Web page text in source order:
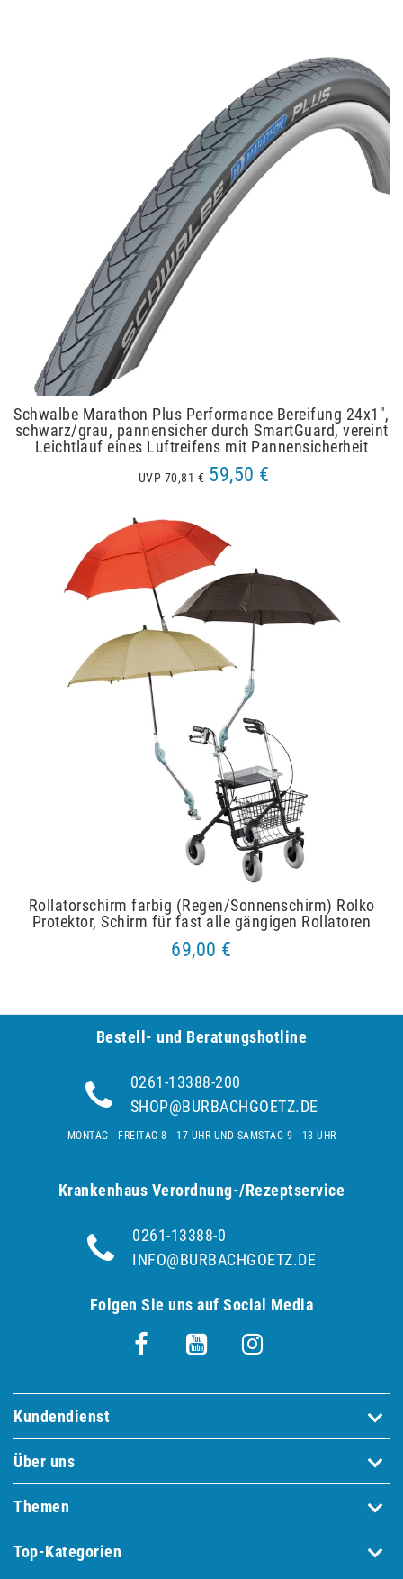
Schwalbe Marathon Plus Performance Bereifung 24x1",
schwarz/grau, pannensicher durch SmartGuard, vereint
Leichtlauf eines Luftreifens mit Pannensicherheit
UVP 70,81 € 59,50 €
Rollatorschirm farbig (Regen/Sonnenschirm) Rolko
Protektor, Schirm für fast alle gängigen Rollatoren
69,00 €
Bestell- und Be­ra­tungs­hot­line
0261-13388-200
SHOP@BURBACHGOETZ.DE
MONTAG - FREITAG 8 - 17 UHR UND SAMSTAG 9 - 13 UHR
Krankenhaus Verordnung-/Rezeptservice
0261-13388-0
INFO@BURBACHGOETZ.DE
Folgen Sie uns auf Social Media
Kundendienst
Über uns
Themen
Top-Kategorien